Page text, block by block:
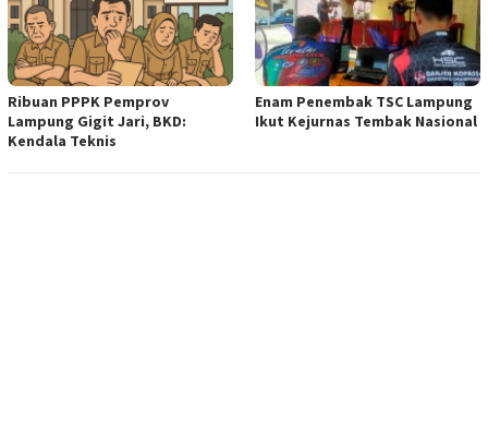
Ribuan PPPK Pemprov
Lampung Gigit Jari, BKD:
Kendala Teknis
Enam Penembak TSC Lampung
Ikut Kejurnas Tembak Nasional